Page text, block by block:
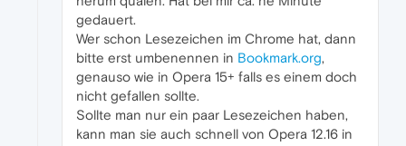
gedauert.
Wer schon Lesezeichen im Chrome hat, dann
bitte erst umbenennen in Bookmark.org,
genauso wie in Opera 15+ falls es einem doch
nicht gefallen sollte.
Sollte man nur ein paar Lesezeichen haben,
kann man sie auch schnell von Opera 12.16 in